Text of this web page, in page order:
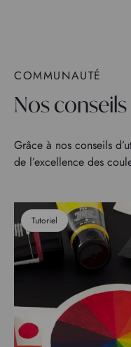
COMMUNAUTÉ
Nos
Grâce à nos conseils
de l’excellence des
Tutoriel